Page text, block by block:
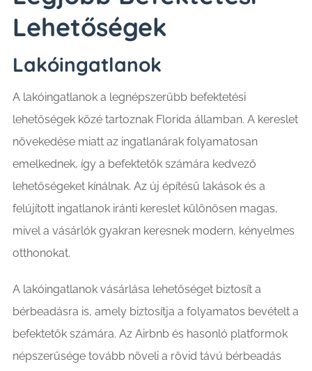
Lehetőségek
Lakóingatlanok
A lakóingatlanok a legnépszerűbb befektetési
lehetőségek közé tartoznak Florida államban. A kereslet
növekedése miatt az ingatlanárak folyamatosan
emelkednek, így a befektetők számára kedvező
lehetőségeket kínálnak. Az új építésű lakások és a
felújított ingatlanok iránti kereslet különösen magas,
mivel a vásárlók gyakran keresnek modern, kényelmes
otthonokat.
A lakóingatlanok vásárlása lehetőséget biztosít a
bérbeadásra is, amely biztosítja a folyamatos bevételt a
befektetők számára. Az Airbnb és hasonló platformok
népszerűsége tovább növeli a rövid távú bérbeadás